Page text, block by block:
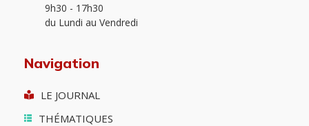
9h30 - 17h30
du Lundi au Vendredi
Navigation
LE JOURNAL
THÉMATIQUES